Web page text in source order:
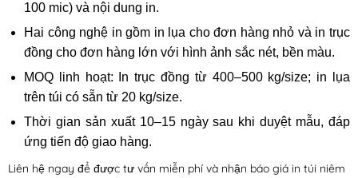
100 mic) và nội dung in.
Hai công nghệ in gồm in lụa cho đơn hàng nhỏ và in trục
đồng cho đơn hàng lớn với hình ảnh sắc nét, bền màu.
MOQ linh hoạt: In trục đồng từ 400–500 kg/size; in lụa
trên túi có sẵn từ 20 kg/size.
Thời gian sản xuất 10–15 ngày sau khi duyệt mẫu, đáp
ứng tiến độ giao hàng.
Liên hệ ngay để được tư vấn miễn phí và nhận báo giá in túi niêm